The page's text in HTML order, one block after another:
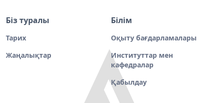
Біз туралы
Тарих
Жаңалықтар
Білім
Оқыту бағдарламалары
Институттар мен
кафедралар
Қабылдау